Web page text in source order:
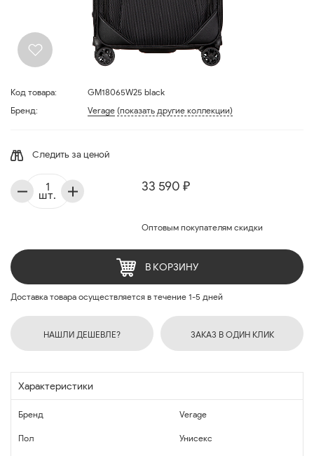
Код товара:
GM18065W25 black
Бренд:
Verage (показать другие коллекции)
Следить за ценой
33 590 ₽
Оптовым покупателям скидки
шт.
В КОРЗИНУ
Доставка товара осуществляется в течение 1-5 дней
НАШЛИ ДЕШЕВЛЕ? ЗАКАЗ В ОДИН КЛИК
Характеристики
Бренд Verage
Пол Унисекс